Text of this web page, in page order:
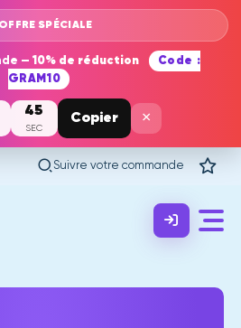
SPÉCIALE
— 10% de réduction
Code :
GRAM10
45
SEC
Copier ×
Suivre votre commande